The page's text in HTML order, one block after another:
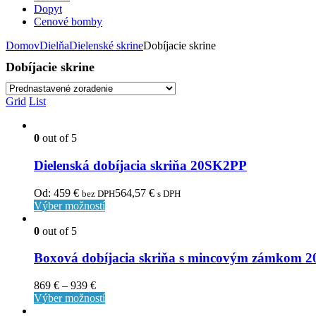
Dopyt
Cenové bomby
DomovDielňaDielenské skrineDobíjacie skrine
Dobíjacie skrine
Grid List
0 out of 5
Dielenská dobíjacia skriňa 20SK2PP
Od: 459 € bez DPH564,57 € s DPH
Výber možností
0 out of 5
Boxová dobíjacia skriňa s mincovým zámkom
869 € – 939 €
Výber možností